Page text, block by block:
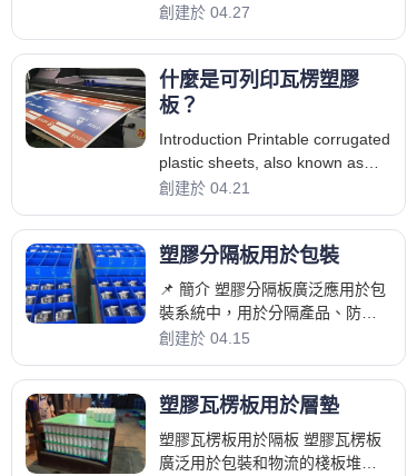
的結構、優異的印刷適性和耐用
材料之一。
創建於 04.27
什麼是可列印瓦楞塑膠
板？
Introduction Printable corrugated
plastic sheets, also known as
coroplast sheets, are lightweight
polypropylene (PP). They are
widely used in signage,
advertising and display
applications due to their
excellent printab
創建於 04.21
塑膠分隔板用於包裝
📌 簡介 塑膠分隔板廣泛應用於包
裝系統中，用於分隔產品、防止
損壞並提高處理效率。 它們通常
的解決方案，適用於各種
創建於 04.15
塑膠瓦楞板用於層墊
塑膠瓦楞板用於隔板 塑膠瓦楞板
廣泛用於包裝和物流的棧板堆疊